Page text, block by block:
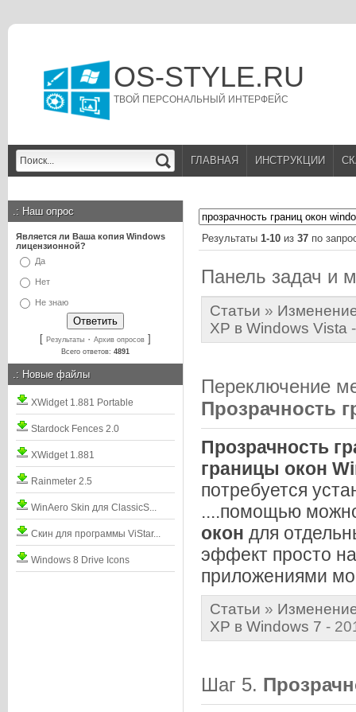
OS-STYLE.RU
ТВОЙ ПЕРСОНАЛЬНЫЙ ИНТЕРФЕЙС
ГЛАВНАЯ ИНСТРУКЦИИ
.: Наш опрос
Является ли Ваша копия Windows
лицензионной?
Да
Нет
Не знаю
[ Результаты · Архив опросов ]
Всего ответов: 4891
.: Новые файлы
XWidget 1.881 Portable
Stardock Fences 2.0
XWidget 1.881
Rainmeter 2.5
WinAero Skin для ClassicS...
Скин для программы ViStar...
Windows 8 Drive Icons
Результаты 1-10 из 37 по
Панель задач и
Статьи »
XP в Windows Vista
Переключение
Прозрачность
Прозрачность
границы окон
потребуется
....помощью
окон для
эффект просто
приложениями
Статьи »
XP в Windows 7 -
Шаг 5.